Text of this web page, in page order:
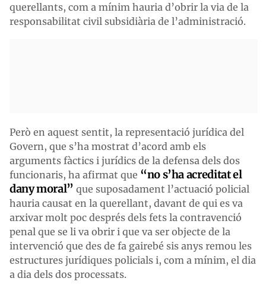
querellants, com a mínim hauria d’obrir la via de la
responsabilitat civil subsidiària de l’administració.
Però en aquest sentit, la representació jurídica del
Govern, que s’ha mostrat d’acord amb els
arguments fàctics i jurídics de la defensa dels dos
funcionaris, ha afirmat que “no s’ha acreditat el
dany moral” que suposadament l’actuació policial
hauria causat en la querellant, davant de qui es va
arxivar molt poc després dels fets la contravenció
penal que se li va obrir i que va ser objecte de la
intervenció que des de fa gairebé sis anys remou les
estructures jurídiques policials i, com a mínim, el dia
a dia dels dos processats.